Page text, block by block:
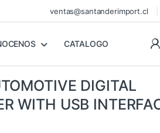
ventas@santanderimport.cl
CATALOGO
DIGITAL
WITH USB